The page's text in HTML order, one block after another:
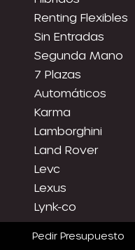
Renting Flexibles
Sin Entradas
Segunda Mano
7 Plazas
Automáticos
Karma
Lamborghini
Land Rover
Levc
Lexus
Lynk-co
Lotus
Maxus
Pedir Presupuesto